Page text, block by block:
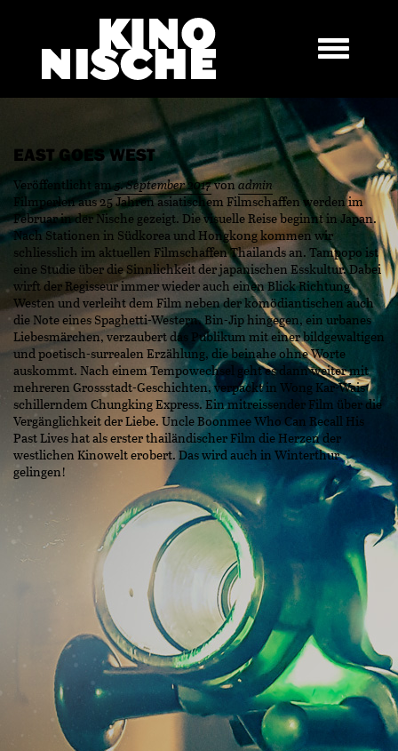
EAST GOES WEST
Veröffentlicht am5. September 2017vonadmin
Filmperlen aus 25 Jahren asiatischem Filmschaffen werden im
Februar in der Nische gezeigt. Die visuelle Reise beginnt in Japan.
Nach Stationen in Südkorea und Hongkong kommen wir
schliesslich im aktuellen Filmschaffen Thailands an. Tampopo ist
eine Studie über die Sinnlichkeit der japanischen Esskultur. Dabei
wirft der Regisseur immer wieder auch einen Blick Richtung
Westen und verleiht dem Film neben der komödiantischen auch
die Note eines Spaghetti-Western. Bin-Jip hingegen, ein urbanes
Liebesmärchen, verzaubert das Publikum mit einer bildgewaltigen
und poetisch-surrealen Erzählung, die beinahe ohne Worte
auskommt. Nach einem Tempowechsel geht es dann weiter mit
mehreren Grossstadt-Geschichten, verpackt in Wong Kar-Wais
schillerndem Chungking Express. Ein mitreissender Film über die
Vergänglichkeit der Liebe. Uncle Boonmee Who Can Recall His
Past Lives hat als erster thailändischer Film die Herzen der
westlichen Kinowelt erobert. Das wird auch in Winterthur
gelingen!